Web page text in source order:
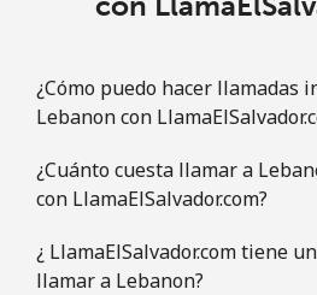
¿Cómo puedo hacer llamadas
Lebanon con
¿Cuánto cuesta llamar a
con LlamaElSalvador.com?
¿ LlamaElSalvador.com tiene
llamar a Lebanon?